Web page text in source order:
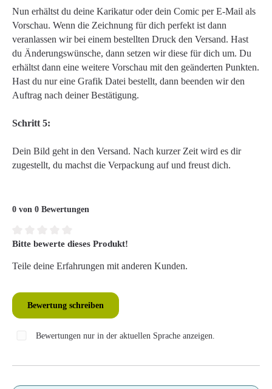
Nun erhältst du deine Karikatur oder dein Comic per E-Mail als
Vorschau. Wenn die Zeichnung für dich perfekt ist dann
veranlassen wir bei einem bestellten Druck den Versand. Hast
du Änderungswünsche, dann setzen wir diese für dich um. Du
erhältst dann eine weitere Vorschau mit den geänderten Punkten.
Hast du nur eine Grafik Datei bestellt, dann beenden wir den
Auftrag nach deiner Bestätigung.
Schritt 5:
Dein Bild geht in den Versand. Nach kurzer Zeit wird es dir
zugestellt, du machst die Verpackung auf und freust dich.
0 von 0 Bewertungen
Durchschnittliche Bewertung von 0 von 5 Sternen
Bitte bewerte dieses Produkt!
Teile deine Erfahrungen mit anderen Kunden.
Bewertung schreiben
Bewertungen nur in der aktuellen Sprache anzeigen.